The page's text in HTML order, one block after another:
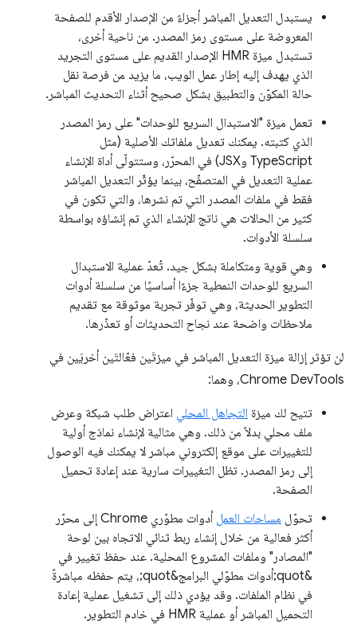
يستبدل التعديل المباشر أجزاءً من الإصدار الأقدم للصفحة
المعروضة على مستوى رمز المصدر. من ناحية أخرى،
تستبدل ميزة HMR الإصدار القديم على مستوى التجريد
الذي يهدف إليه إطار عمل الويب، ما يزيد من فرصة نقل
حالة المكوّن والتطبيق بشكل صحيح أثناء التحديث المباشر.
تعمل ميزة "الاستبدال السريع للوحدات" على رمز المصدر
الذي كتبته. يمكنك تعديل ملفاتك الأصلية (مثل
TypeScript وJSX) في المحرّر، وستتولّى أداة الإنشاء
عملية التعديل في المتصفّح، بينما يؤثّر التعديل المباشر
فقط في ملفات المصدر التي تم نشرها، والتي تكون في
كثير من الحالات هي ناتج الإنشاء الذي تم إنشاؤه بواسطة
سلسلة الأدوات.
وهي قوية ومتكاملة بشكل جيد. تُعدّ عملية الاستبدال
السريع للوحدات النمطية جزءًا أساسيًا من سلسلة أدوات
التطوير الحديثة، وهي توفّر تجربة موثوقة مع تقديم
ملاحظات واضحة عند نجاح التحديثات أو تعذّرها.
لن تؤثر إزالة ميزة التعديل المباشر في ميزتَين فعّالتَين أخريَين في
Chrome DevTools، وهما:
تتيح لك ميزة التجاهل المحلي اعتراض طلب شبكة وعرض
ملف محلي بدلاً من ذلك. وهي مثالية لإنشاء نماذج أولية
للتغييرات على موقع إلكتروني مباشر لا يمكنك فيه الوصول
إلى رمز المصدر. تظل التغييرات سارية عند إعادة تحميل
الصفحة.
تحوّل مساحات العمل
أدوات مطوّري Chrome إلى محرّر
أكثر فعالية من خلال إنشاء ربط ثنائي الاتجاه بين لوحة
"المصادر" وملفات المشروع المحلية. عند حفظ تغيير في
&quot;أدوات مطوّلي البرامج&quot;، يتم حفظه مباشرةً
في نظام الملفات. وقد يؤدي ذلك إلى تشغيل عملية إعادة
التحميل المباشر أو عملية HMR في خادم التطوير.